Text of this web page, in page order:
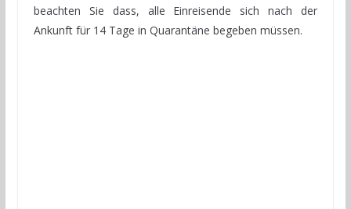
beachten Sie dass, alle Einreisende sich nach der
Ankunft für 14 Tage in Quarantäne begeben müssen.